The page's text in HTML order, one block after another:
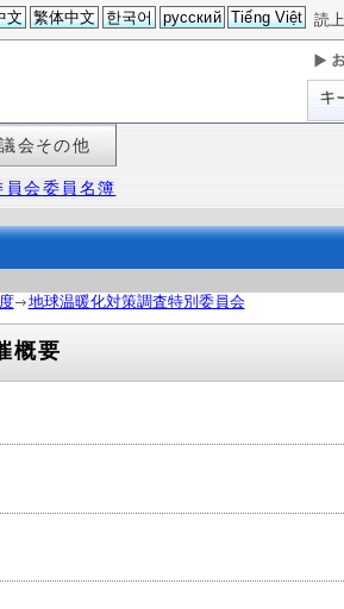
読上
文 繁体中文 한국어 русский Tiếng Việt
議会その他
会委員名簿
地球温暖化対策調査特別委員会
概要